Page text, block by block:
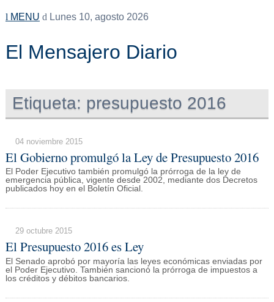
MENU Lunes 10, agosto 2026
El Mensajero Diario
Etiqueta: presupuesto 2016
04 noviembre 2015
El Gobierno promulgó la Ley de Presupuesto 2016
El Poder Ejecutivo también promulgó la prórroga de la ley de
emergencia pública, vigente desde 2002, mediante dos Decretos
publicados hoy en el Boletín Oficial.
29 octubre 2015
El Presupuesto 2016 es Ley
El Senado aprobó por mayoría las leyes económicas enviadas por
el Poder Ejecutivo. También sancionó la prórroga de impuestos a
los créditos y débitos bancarios.